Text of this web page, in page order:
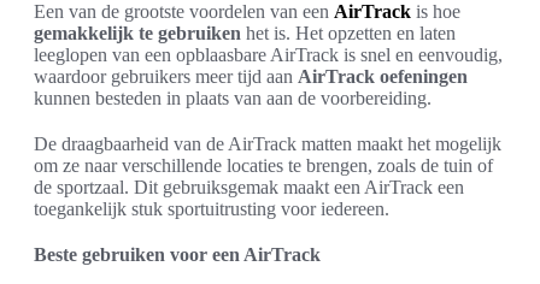
Een van de grootste voordelen van een AirTrack is hoe
gemakkelijk te gebruiken het is. Het opzetten en laten
leeglopen van een opblaasbare AirTrack is snel en eenvoudig,
waardoor gebruikers meer tijd aan AirTrack oefeningen
kunnen besteden in plaats van aan de voorbereiding.
De draagbaarheid van de AirTrack matten maakt het mogelijk
om ze naar verschillende locaties te brengen, zoals de tuin of
de sportzaal. Dit gebruiksgemak maakt een AirTrack een
toegankelijk stuk sportuitrusting voor iedereen.
Beste gebruiken voor een AirTrack